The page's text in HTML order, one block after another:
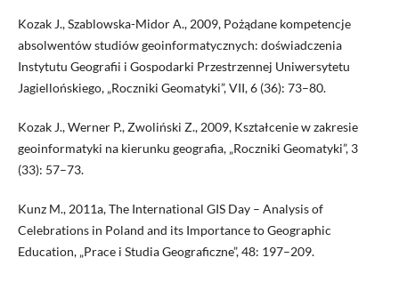
Kozak J., Szablowska-Midor A., 2009, Pożądane kompetencje
absolwentów studiów geoinformatycznych: doświadczenia
Instytutu Geografii i Gospodarki Przestrzennej Uniwersytetu
Jagiellońskiego, „Roczniki Geomatyki”, VII, 6 (36): 73–80.
Kozak J., Werner P., Zwoliński Z., 2009, Kształcenie w zakresie
geoinformatyki na kierunku geografia, „Roczniki Geomatyki”, 3
(33): 57–73.
Kunz M., 2011a, The International GIS Day – Analysis of
Celebrations in Poland and its Importance to Geographic
Education, „Prace i Studia Geograficzne”, 48: 197–209.